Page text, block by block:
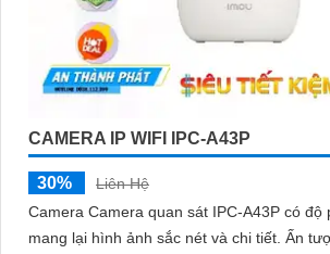
CAMERA IP WIFI IPC-A43P
30%
Liên Hệ
Camera Camera quan sát IPC-A43P có độ
mang lại hình ảnh sắc nét và chi tiết. Ấn tượng ơn với những